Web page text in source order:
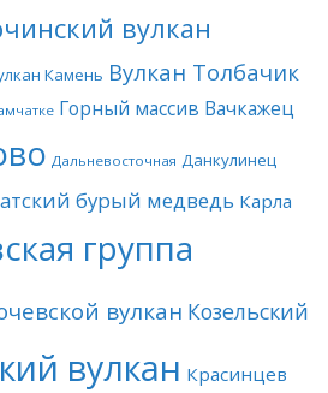
вулкан
Камень Вулкан Толбачик
Горный массив Вачкажец
Дальневосточная Данкулинец
бурый медведь Карла
группа
вулкан Козельский
вулкан Красинцев